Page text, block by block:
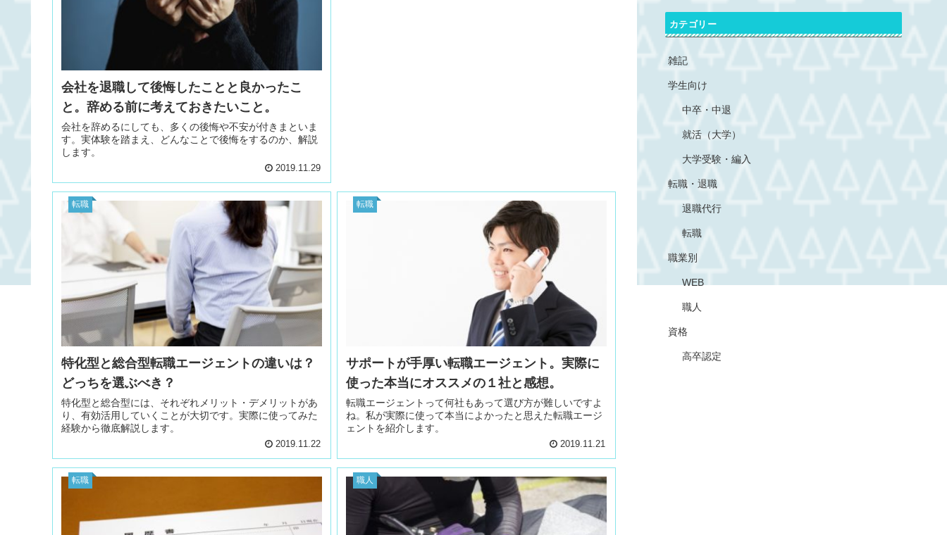
会社を退職して後悔したことと良かったこ
と。辞める前に考えておきたいこと。
会社を辞めるにしても、多くの後悔や不安が付きまといま
す。実体験を踏まえ、どんなことで後悔をするのか、解説
します。
2019.11.29
転職
特化型と総合型転職エージェントの違いは？
どっちを選ぶべき？
特化型と総合型には、それぞれメリット・デメリットがあ
り、有効活用していくことが大切です。実際に使ってみた
経験から徹底解説します。
2019.11.22
転職
サポートが手厚い転職エージェント。実際に
使った本当にオススメの１社と感想。
転職エージェントって何社もあって選び方が難しいですよ
ね。私が実際に使って本当によかったと思えた転職エージ
ェントを紹介します。
2019.11.21
転職 職人
カテゴリー
雑記
学生向け
中卒・中退
就活（大学）
大学受験・編入
転職・退職
退職代行
転職
職業別
WEB
職人
資格
高卒認定